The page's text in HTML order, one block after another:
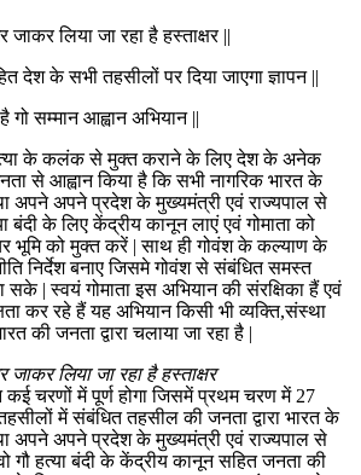
जाकर लिया जा रहा है हस्ताक्षर ||
देश के सभी तहसीलों पर दिया जाएगा ज्ञापन ||
सम्मान आह्वान अभियान ||
के कलंक से मुक्त कराने के लिए देश के अनेक
से आह्वान किया है कि सभी नागरिक भारत के
अपने अपने प्रदेश के मुख्यमंत्री एवं राज्यपाल से
बंदी के लिए केंद्रीय कानून लाएं एवं गोमाता को
भूमि को मुक्त करें | साथ ही गोवंश के कल्याण के
निर्देश बनाए जिसमे गोवंश से संबंधित समस्त
| स्वयं गोमाता इस अभियान की संरक्षिका हैं एवं
कर रहे हैं यह अभियान किसी भी व्यक्ति,संस्था
की जनता द्वारा चलाया जा रहा है |
जाकर लिया जा रहा है हस्ताक्षर
कई चरणों में पूर्ण होगा जिसमें प्रथम चरण में 27
में संबंधित तहसील की जनता द्वारा भारत के
अपने अपने प्रदेश के मुख्यमंत्री एवं राज्यपाल से
वो गौ हत्या बंदी के केंद्रीय कानून सहित जनता की